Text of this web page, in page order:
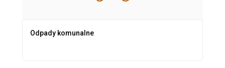
Odpady komunalne